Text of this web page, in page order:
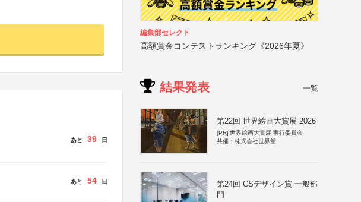
あと 39 日
あと 54 日
編集部セレクト
高額賞金コンテストランキング《2026年夏》
結果発表 一覧
第22回 世界絵画大賞展 2026
[PR] 世界絵画大賞展 実行委員会
共催：株式会社世界堂
第24回 CSデザイン賞 一般部
門